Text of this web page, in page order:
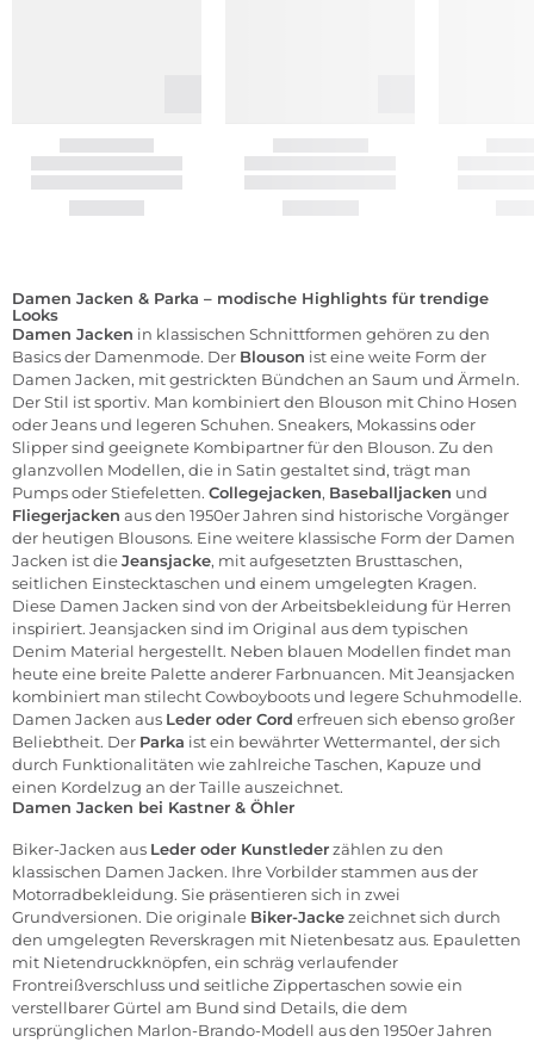
Damen Jacken & Parka – modische Highlights für trendige
Looks
Damen Jacken in klassischen Schnittformen gehören zu den
Basics der Damenmode. Der Blouson ist eine weite Form der
Damen Jacken, mit gestrickten Bündchen an Saum und Ärmeln.
Der Stil ist sportiv. Man kombiniert den Blouson mit Chino Hosen
oder Jeans und legeren Schuhen. Sneakers, Mokassins oder
Slipper sind geeignete Kombipartner für den Blouson. Zu den
glanzvollen Modellen, die in Satin gestaltet sind, trägt man
Pumps oder Stiefeletten. Collegejacken, Baseballjacken und
Fliegerjacken aus den 1950er Jahren sind historische Vorgänger
der heutigen Blousons. Eine weitere klassische Form der Damen
Jacken ist dieJeansjacke, mit aufgesetzten Brusttaschen,
seitlichen Einstecktaschen und einem umgelegten Kragen.
Diese Damen Jacken sind von der Arbeitsbekleidung für Herren
inspiriert. Jeansjacken sind im Original aus dem typischen
Denim Material hergestellt. Neben blauen Modellen findet man
heute eine breite Palette anderer Farbnuancen. Mit Jeansjacken
kombiniert man stilecht Cowboyboots und legere Schuhmodelle.
Damen Jacken aus Leder oder Cord erfreuen sich ebenso großer
Beliebtheit. Der Parka ist ein bewährter Wettermantel, der sich
durch Funktionalitäten wie zahlreiche Taschen, Kapuze und
einen Kordelzug an der Taille auszeichnet.
Damen Jacken bei Kastner & Öhler
Biker-Jacken aus Leder oder Kunstlederzählen zu den
klassischen Damen Jacken. Ihre Vorbilder stammen aus der
Motorradbekleidung. Sie präsentieren sich in zwei
Grundversionen. Die originale Biker-Jackezeichnet sich durch
den umgelegten Reverskragen mit Nietenbesatz aus. Epauletten
mit Nietendruckknöpfen, ein schräg verlaufender
Frontreißverschluss und seitliche Zippertaschen sowie ein
verstellbarer Gürtel am Bund sind Details, die dem
ursprünglichen Marlon-Brando-Modell aus den 1950er Jahren